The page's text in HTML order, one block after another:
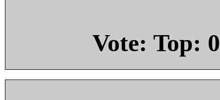
Vote: Top: 0